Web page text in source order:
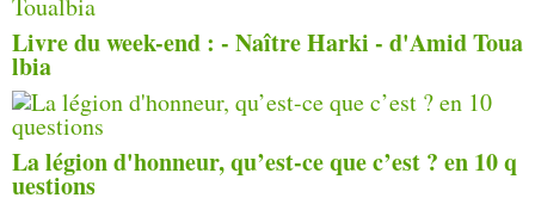
Livre du week-end : - Naître Harki - d'Amid Toua
lbia
La légion d'honneur, qu’est-ce que c’est ? en 10 q
uestions